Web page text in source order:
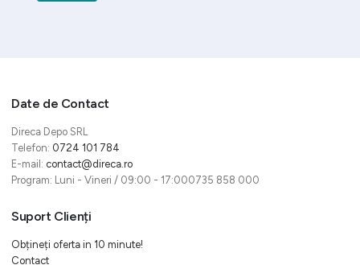
Date de Contact
Direca Depo SRL
Telefon: 0724 101 784
E-mail: contact@direca.ro
Program: Luni - Vineri / 09:00 - 17:000735 858 000
Suport Clienți
Obțineți oferta in 10 minute!
Contact